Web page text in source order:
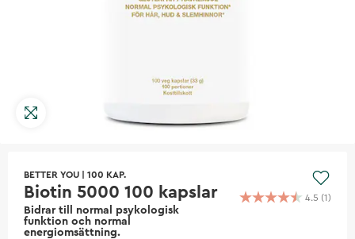
BETTER YOU 100 KAP.
Biotin 5000 100 kapslar
Bidrar till normal psykologisk
funktion och normal
energiomsättning.
4.5 (1)